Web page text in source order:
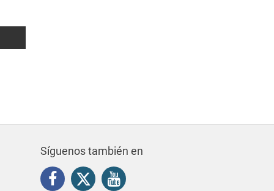
Síguenos también en